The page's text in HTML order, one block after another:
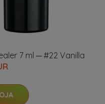
7 ml ─ #22 Vanilla